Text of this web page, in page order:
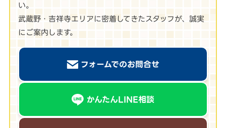
い。
武蔵野・吉祥寺エリアに密着してきたスタッフが、誠実
にご案内します。
フォームでのお問合せ
かんたんLINE相談